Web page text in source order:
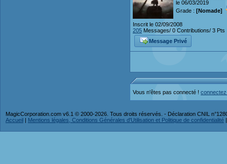
le 06/03/2019
Grade : [Nomade]
Inscrit le 02/09/2008
205 Messages/ 0 Contributions/ 3 Pts
Message Privé
Vous n'êtes pas connecté !
MagicCorporation.com v6.1 © 2000-2026. Tous droits réservés. - Déclaration CNIL
Accueil | Mentions légales, Conditions Générales d'Utilisation et Politique de confidentialité